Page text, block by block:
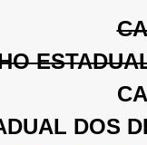
DOS